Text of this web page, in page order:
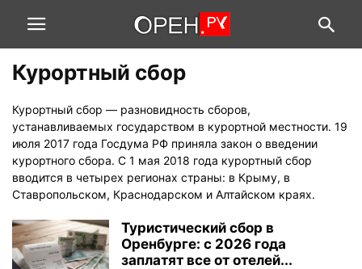
Курортный сбор
Курортный сбор — разновидность сборов,
устанавливаемых государством в курортной местности. 19
июля 2017 года Госдума РФ приняла закон о введении
курортного сбора. С 1 мая 2018 года курортный сбор
вводится в четырех регионах страны: в Крыму, в
Ставропольском, Краснодарском и Алтайском краях.
Туристический сбор в
Оренбурге: с 2026 года
заплатят все от отелей...